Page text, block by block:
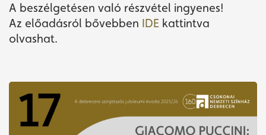
A beszélgetésen való részvétel ingyenes!
Az előadásról bővebben IDE kattintva
olvashat.